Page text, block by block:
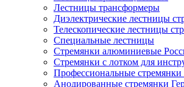
Лестницы трансформеры
Диэлектрические лестницы
Телескопические лестницы
Специальные лестницы
Стремянки алюминиевые
Стремянки c лотком для
Профессиональные стремянки
Анодированные стремянки